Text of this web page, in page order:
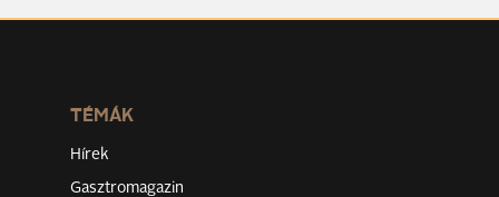
TÉMÁK
Hírek
Gasztromagazin